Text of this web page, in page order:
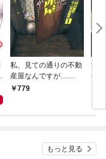
私、見ての通りの不動
産屋なんですが…
（1）
779
江
(1)
もっと見る